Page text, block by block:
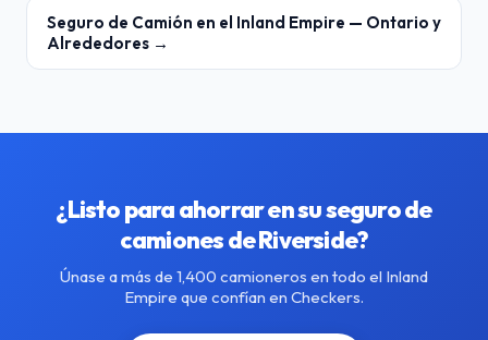
Seguro de Camión en el Inland Empire — Ontario y
Alrededores →
¿Listo para ahorrar en su seguro de
camiones de Riverside?
Únase a más de 1,400 camioneros en todo el Inland
Empire que confían en Checkers.